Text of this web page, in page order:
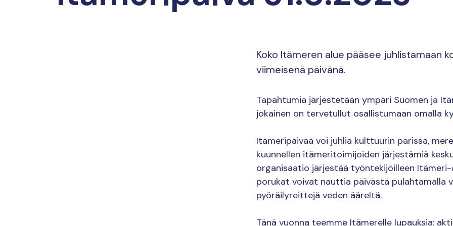
Koko Itämeren alue pääsee juhlistamaan
viimeisenä päivänä.
Tapahtumia järjestetään ympäri Suomen ja
jokainen on tervetullut osallistumaan omalla
Itämeripäivää voi juhlia kulttuurin parissa,
kuunnellen itämeritoimijoiden järjestämiä
organisaatio järjestää työntekijöilleen
porukat voivat nauttia päivästä pulahtamalla
pyöräilyreittejä veden ääreltä.
Tänä vuonna teemme Itämerelle lupauksia: